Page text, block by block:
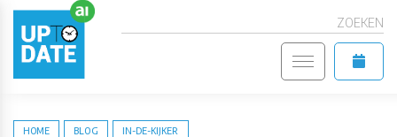
ZOEKEN
HOME BLOG IN-DE-KIJKER